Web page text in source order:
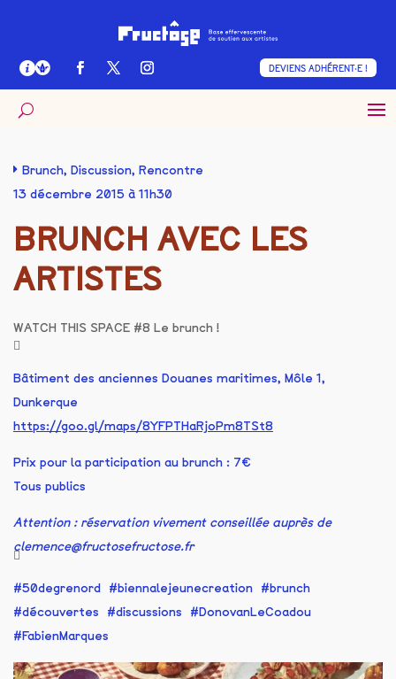
DEVIENS ADHÉRENT·E !
Brunch, Discussion, Rencontre
13 décembre 2015 à 11h30
BRUNCH AVEC LES
ARTISTES
WATCH THIS SPACE #8 Le brunch !
Bâtiment des anciennes Douanes maritimes, Môle 1,
Dunkerque
https://goo.gl/maps/8YFPTHaRjoPm8TSt8
Prix pour la participation au brunch : 7€
Tous publics
Attention : réservation vivement conseillée auprès de
clemence@fructosefructose.fr
50degrenord biennalejeunecreation
brunch
découvertes
discussions
DonovanLeCoadou
FabienMarques